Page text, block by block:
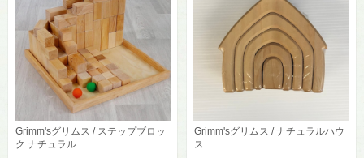
Grimm'sグリムス / ステップブロッ
ク ナチュラル
Grimm'sグリムス / ナチュラルハウ
ス